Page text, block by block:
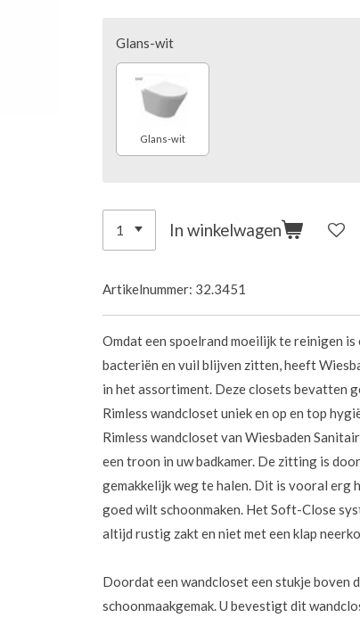
Glans-wit
Glans-wit
In winkelwagen
Artikelnummer: 32.3451
Omdat een spoelrand moeilijk te reinigen
bacteriën en vuil blijven zitten, heeft
in het assortiment. Deze closets bevatten
Rimless wandcloset uniek en op en top
Rimless wandcloset van Wiesbaden
een troon in uw badkamer. De zitting is
gemakkelijk weg te halen. Dit is vooral erg
goed wilt schoonmaken. Het Soft-Close
altijd rustig zakt en niet met een klap
Doordat een wandcloset een stukje boven
schoonmaakgemak. U bevestigt dit